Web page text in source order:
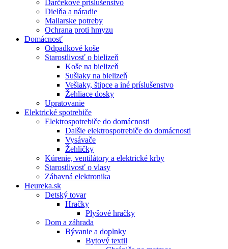
Darčekové príslušenstvo
Dielňa a náradie
Maliarske potreby
Ochrana proti hmyzu
Domácnosť
Odpadkové koše
Starostlivosť o bielizeň
Koše na bielizeň
Sušiaky na bielizeň
Vešiaky, štipce a iné príslušenstvo
Žehliace dosky
Upratovanie
Elektrické spotrebiče
Elektrospotrebiče do domácnosti
Dalšie elektrospotrebiče do domácnosti
Vysávače
Žehličky
Kúrenie, ventilátory a elektrické krby
Starostlivosť o vlasy
Zábavná elektronika
Heureka.sk
Detský tovar
Hračky
Plyšové hračky
Dom a záhrada
Bývanie a doplnky
Bytový textil